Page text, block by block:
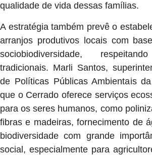
qualidade de vida dessas famílias.
A estratégia também prevê o
arranjos produtivos locais com
sociobiodiversidade,
tradicionais. Marli Santos,
de Políticas Públicas Ambientais
que o Cerrado oferece serviços
para os seres humanos, como
fibras e madeiras, fornecimento de
biodiversidade com grande
social, especialmente para